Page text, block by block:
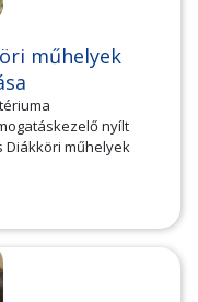
műhelyek
nyílt
Diákköri műhelyek